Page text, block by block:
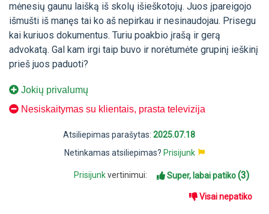
mėnesių gaunu laišką iš skolų išieškotojų. Juos įpareigojo
išmušti iš manęs tai ko aš nepirkau ir nesinaudojau. Prisegu
kai kuriuos dokumentus. Turiu poakbio įrašą ir gerą
advokatą. Gal kam irgi taip buvo ir norėtumėte grupinį ieškinį
prieš juos paduoti?
Jokių privalumų
Nesiskaitymas su klientais, prasta televizija
Atsiliepimas parašytas: 2025.07.18
Netinkamas atsiliepimas? Prisijunk
Prisijunkvertinimui: Super, labai patiko(3)
Visai nepatiko